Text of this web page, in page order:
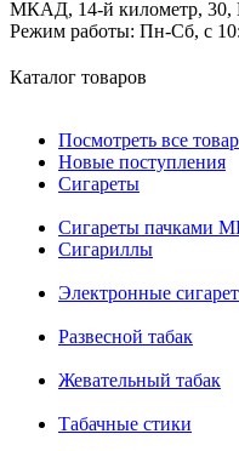
МКАД, 14-й километр, 30,
Режим работы: Пн-Сб, с
Каталог товаров
Посмотреть все
Новые поступления
Сигареты
Сигареты пачками
Сигариллы
Электронные
Развесной табак
Жевательный табак
Табачные стики